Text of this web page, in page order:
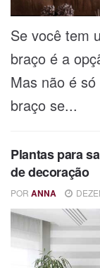
Se você tem
braço é a
Mas não é
braço se...
Plantas para
de decoração
POR ANNA